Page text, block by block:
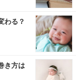
わる？
き方は